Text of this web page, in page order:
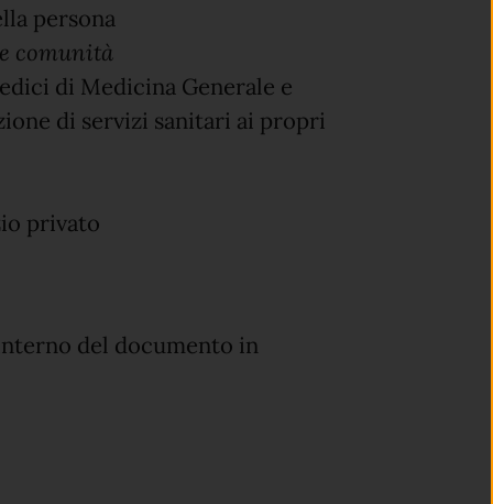
persona
comunità
di Medicina Generale e
di servizi sanitari ai propri
privato
del documento in